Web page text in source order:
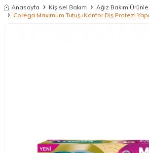
Anasayfa Kişisel Bakım Ağız Bakım
Corega Maximum Tutuş+Konfor Diş Protezi